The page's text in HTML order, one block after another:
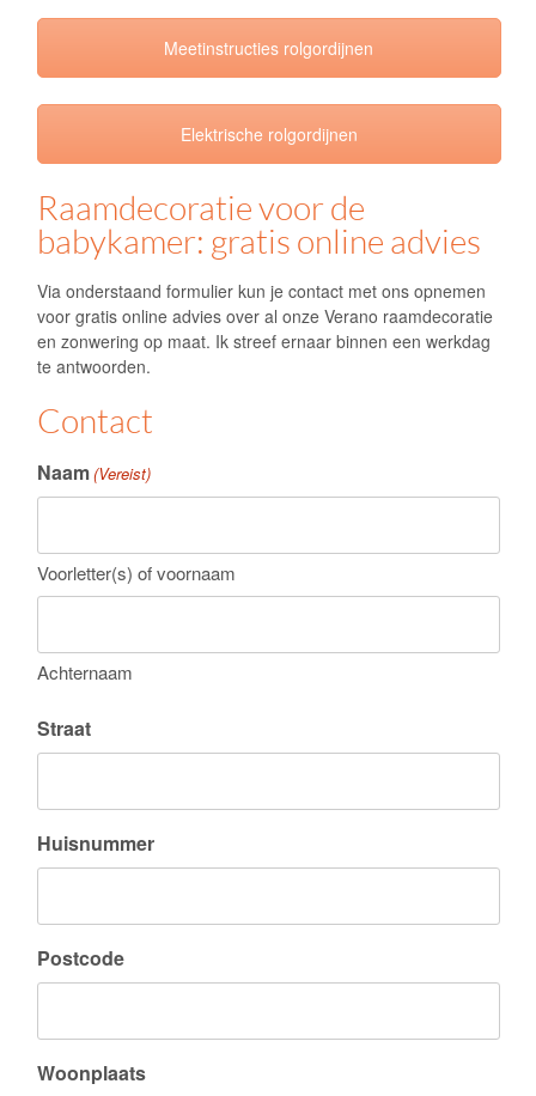
Meetinstructies rolgordijnen
Elektrische rolgordijnen
Raamdecoratie voor de
babykamer: gratis online advies
Via onderstaand formulier kun je contact met ons opnemen
voor gratis online advies over al onze Verano raamdecoratie
en zonwering op maat. Ik streef ernaar binnen een werkdag
te antwoorden.
Contact
Naam(Vereist)
Voorletter(s) of voornaam
Achternaam
Straat
Huisnummer
Postcode
Woonplaats